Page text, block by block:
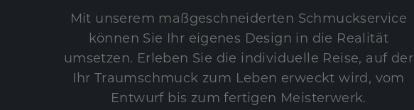
Mit unserem maßgeschneiderten Schmuckservice
können Sie Ihr eigenes Design in die Realität
umsetzen. Erleben Sie die individuelle Reise, auf der
Ihr Traumschmuck zum Leben erweckt wird, vom
Entwurf bis zum fertigen Meisterwerk.